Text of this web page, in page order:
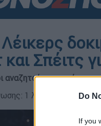
Do
If you
Σπέιτς
αναζητούν τον παίκτη
1 λεπτό ┋